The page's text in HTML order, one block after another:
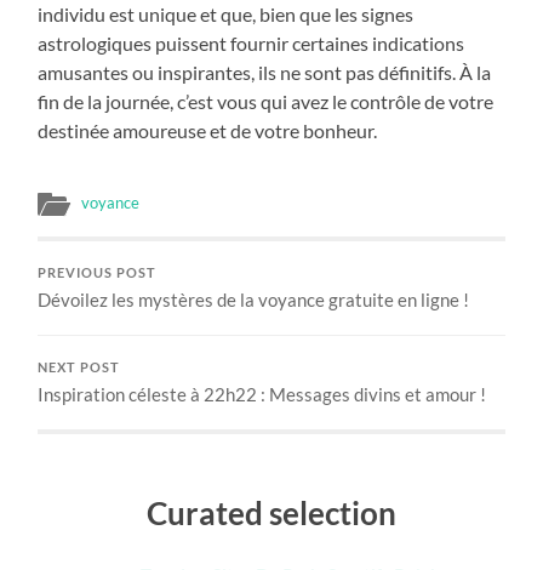
individu est unique et que, bien que les signes
astrologiques puissent fournir certaines indications
amusantes ou inspirantes, ils ne sont pas définitifs. À la
fin de la journée, c’est vous qui avez le contrôle de votre
destinée amoureuse et de votre bonheur.
voyance
PREVIOUS POST
Dévoilez les mystères de la voyance gratuite en ligne !
NEXT POST
Inspiration céleste à 22h22 : Messages divins et amour !
Curated selection